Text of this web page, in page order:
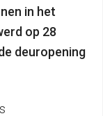
in het
op 28
deuropening